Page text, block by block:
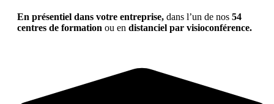
En présentiel dans votre entreprise, dans l’un de nos 54
centres de formation ou en distanciel par visioconférence.